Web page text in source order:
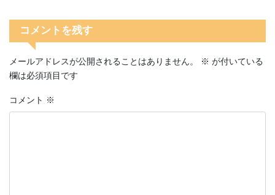
コメントを残す
メールアドレスが公開されることはありません。 ※ が付いている
欄は必須項目です
コメント ※